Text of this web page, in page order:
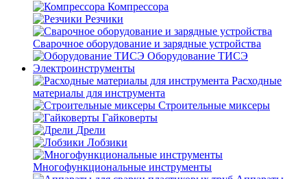
Компрессора
Резчики
Сварочное оборудование и зарядные устройства
Оборудование ТИСЭ
Электроинструменты
Расходные
материалы для инструмента
Строительные миксеры
Гайковерты
Дрели
Лобзики
Многофункциональные инструменты